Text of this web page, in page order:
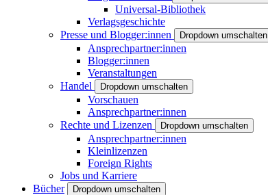
Universal-Bibliothek
Verlagsgeschichte
Presse und Blogger:innen
Dropdown umschalten
Ansprechpartner:innen
Blogger:innen
Veranstaltungen
Handel
Dropdown umschalten
Vorschauen
Ansprechpartner:innen
Rechte und Lizenzen
Dropdown umschalten
Ansprechpartner:innen
Kleinlizenzen
Foreign Rights
Jobs und Karriere
Bücher
Dropdown umschalten